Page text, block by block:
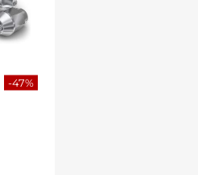
-47%